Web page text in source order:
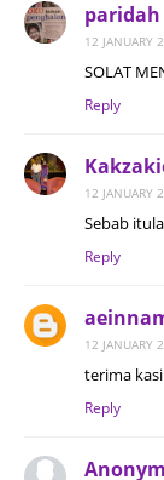
paridah
12 JANUARY
SOLAT
Reply
12 JANUARY
Sebab
Reply
12 JANUARY
terima
Reply